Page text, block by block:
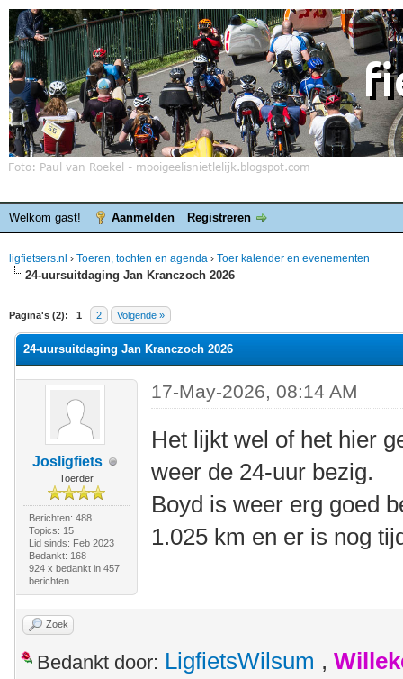
Welkom gast! Aanmelden Registreren
ligfietsers.nl › Toeren, tochten en agenda › Toer kalender en evenementen
24-uursuitdaging Jan Kranczoch 2026
Pagina's (2): 1 2 Volgende »
waardering is 0
24-uursuitdaging Jan Kranczoch 2026
Josligfiets
Toerder
Berichten: 488
Topics: 15
Lid sinds: Feb 2023
Bedankt: 168
924 x bedankt in 457
berichten
17-May-2026, 08:14 AM
Het lijkt wel of het hier
weer de 24-uur bezig.
Boyd is weer erg goed
1.025 km en er is nog
Zoek
Bedankt door: LigfietsWilsum ,